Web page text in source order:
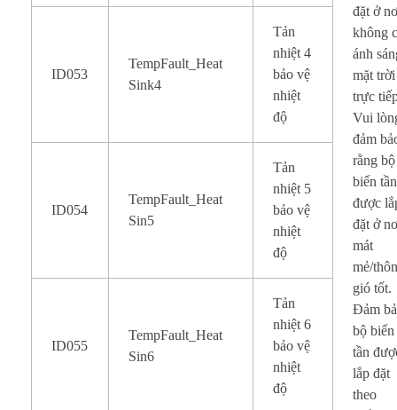
đặt ở
không
ánh
mặt trời
trực
Vui
đảm
rằng bộ
biến tần
được
đặt ở
mát
mẻ/
gió tốt.
Đảm
bộ biến
tần
lắp đặt
theo
ID053
TempFault_Heat
Sink4
Tản
nhiệt 4
bảo vệ
nhiệt
độ
ID054
TempFault_Heat
Sin5
Tản
nhiệt 5
bảo vệ
nhiệt
độ
ID055
TempFault_Heat
Sin6
Tản
nhiệt 6
bảo vệ
nhiệt
độ